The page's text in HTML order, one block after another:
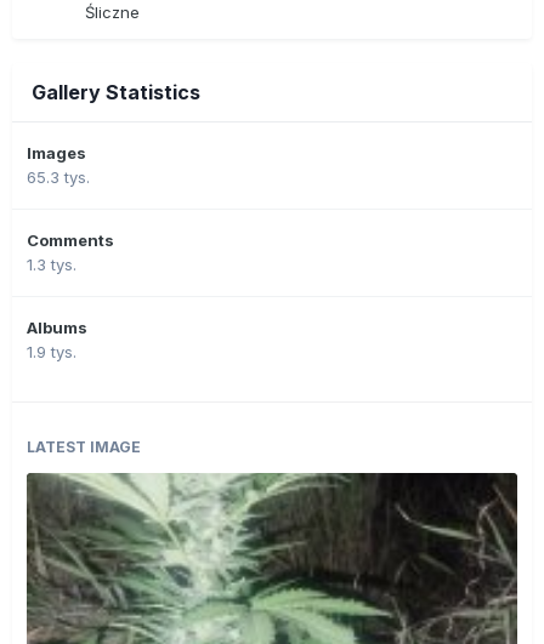
Śliczne
Gallery Statistics
Images
65.3 tys.
Comments
1.3 tys.
Albums
1.9 tys.
LATEST IMAGE